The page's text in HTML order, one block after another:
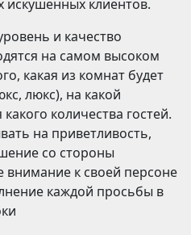
клиентов.
и качество
на самом высоком
какая из комнат будет
люкс), на какой
количества гостей.
на приветливость,
со стороны
внимание к своей персоне
каждой просьбы в